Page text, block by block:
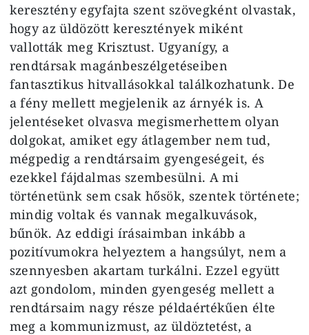
keresztény egyfajta szent szövegként olvastak,
hogy az üldözött keresztények miként
vallották meg Krisztust. Ugyanígy, a
rendtársak magánbeszélgetéseiben
fantasztikus hitvallásokkal találkozhatunk. De
a fény mellett megjelenik az árnyék is. A
jelentéseket olvasva megismerhettem olyan
dolgokat, amiket egy átlagember nem tud,
mégpedig a rendtársaim gyengeségeit, és
ezekkel fájdalmas szembesülni. A mi
történetünk sem csak hősök, szentek története;
mindig voltak és vannak megalkuvások,
bűnök. Az eddigi írásaimban inkább a
pozitívumokra helyeztem a hangsúlyt, nem a
szennyesben akartam turkálni. Ezzel együtt
azt gondolom, minden gyengeség mellett a
rendtársaim nagy része példaértékűen élte
meg a kommunizmust, az üldöztetést, a